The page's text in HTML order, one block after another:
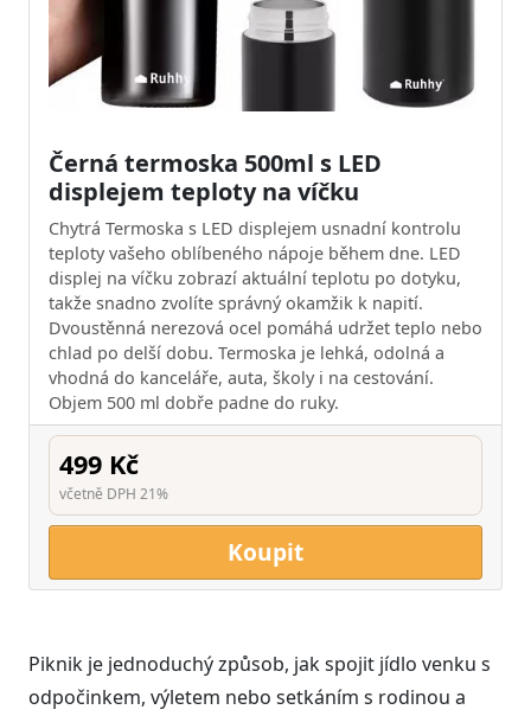
Černá termoska 500ml s LED
displejem teploty na víčku
Chytrá Termoska s LED displejem usnadní kontrolu
teploty vašeho oblíbeného nápoje během dne. LED
displej na víčku zobrazí aktuální teplotu po dotyku,
takže snadno zvolíte správný okamžik k napití.
Dvoustěnná nerezová ocel pomáhá udržet teplo nebo
chlad po delší dobu. Termoska je lehká, odolná a
vhodná do kanceláře, auta, školy i na cestování.
Objem 500 ml dobře padne do ruky.
499 Kč
včetně DPH 21%
Koupit
Piknik je jednoduchý způsob, jak spojit jídlo venku s
odpočinkem, výletem nebo setkáním s rodinou a